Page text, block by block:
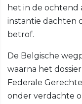
het in de ochtend
instantie dachten
betrof.
De Belgische
waarna het
Federale
onder verdachte